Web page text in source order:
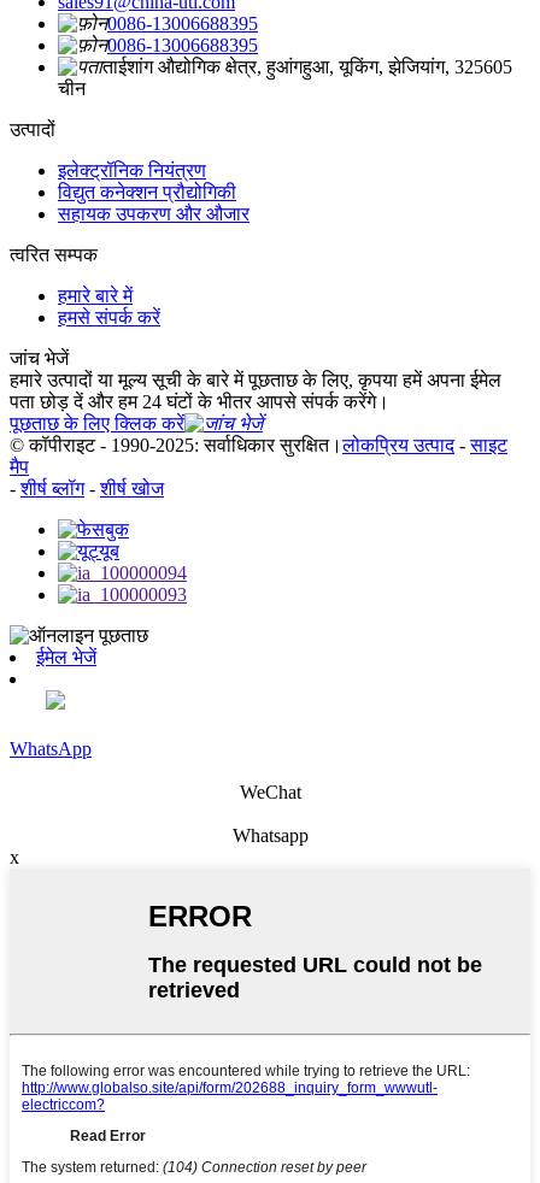
0086-13006688395
0086-13006688395
ताईशांग औद्योगिक क्षेत्र, हुआंगहुआ, यूकिंग, झेजियांग, 325605
चीन
उत्पादों
इलेक्ट्रॉनिक नियंत्रण
विद्युत कनेक्शन प्रौद्योगिकी
सहायक उपकरण और औजार
त्वरित सम्पक
हमारे बारे में
हमसे संपर्क करें
जांच भेजें
हमारे उत्पादों या मूल्य सूची के बारे में पूछताछ के लिए, कृपया हमें अपना ईमेल
पता छोड़ दें और हम 24 घंटों के भीतर आपसे संपर्क करेंगे।
पूछताछ के लिए क्लिक करें
© कॉपीराइट - 1990-2025: सर्वाधिकार सुरक्षित।लोकप्रिय उत्पाद-साइट
मैप
-शीर्ष ब्लॉग-शीर्ष खोज
ईमेल भेजें
WhatsApp
WeChat
Whatsapp
x